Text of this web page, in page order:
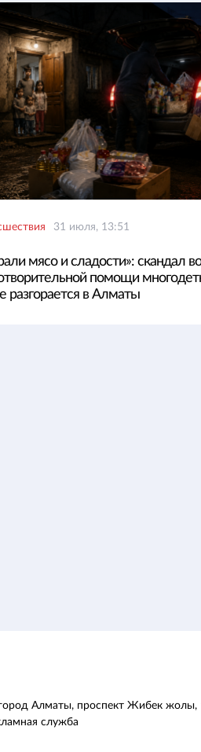
31 июля, 13:51
мясо и сладости»: скандал
помощи
разгорается в Алматы
город Алматы, проспект Жибек
служба